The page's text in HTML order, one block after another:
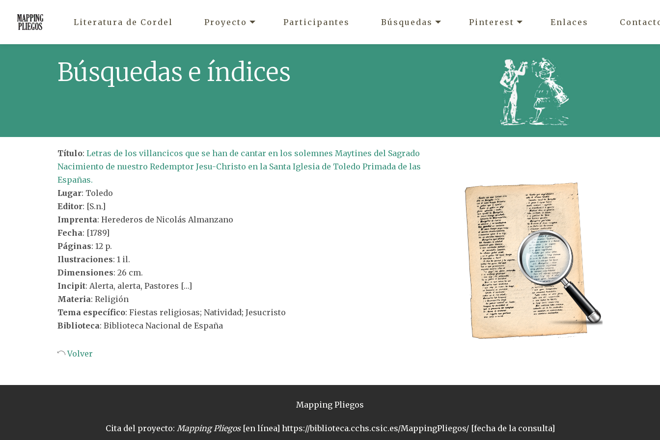
Literatura de Cordel Proyecto Participantes Búsquedas Pinterest Enlaces
Búsquedas e índices
Título: Letras de los villancicos que se han de cantar en los solemnes Maytines del Sagrado
Nacimiento de nuestro Redemptor Jesu-Christo en la Santa Iglesia de Toledo Primada de las
Españas.
Lugar: Toledo
Editor: [S.n.]
Imprenta: Herederos de Nicolás Almanzano
Fecha: [1789]
Páginas: 12 p.
Ilustraciones: 1 il.
Dimensiones: 26 cm.
Incipit: Alerta, alerta, Pastores […]
Materia: Religión
Tema específico: Fiestas religiosas; Natividad; Jesucristo
Biblioteca: Biblioteca Nacional de España
Volver
Mapping Pliegos
Cita del proyecto: Mapping Pliegos[en línea] https://biblioteca.cchs.csic.es/MappingPliegos/ [fecha de la consulta]